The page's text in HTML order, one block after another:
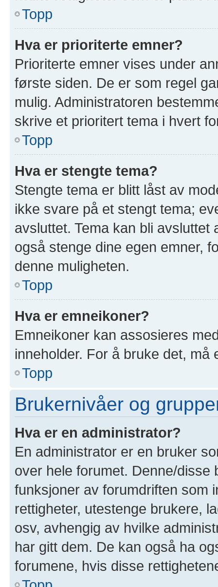
Topp
Hva er prioriterte emner?
Prioriterte emner vises under
første siden. De er som regel
mulig. Administratoren
skrive et prioritert tema i hvert
Topp
Hva er stengte tema?
Stengte tema er blitt låst av
ikke svare på et stengt tema;
avsluttet. Tema kan bli
også stenge dine egen emner,
denne muligheten.
Topp
Hva er emneikoner?
Emneikoner kan assosieres
inneholder. For å bruke det, må
Topp
Brukernivåer og
Hva er en administrator?
En administrator er en bruker
over hele forumet. Denne/
funksjoner av forumdriften som
rettigheter, utestenge brukere,
osv, avhengig av hvilke
har gitt dem. De kan også ha
forumene, hvis disse